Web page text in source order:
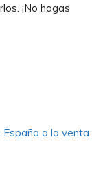
¡No hagas
a la venta